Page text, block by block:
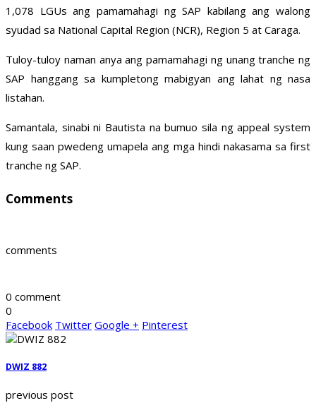
1,078 LGUs ang pamamahagi ng SAP kabilang ang walong
syudad sa National Capital Region (NCR), Region 5 at Caraga.
Tuloy-tuloy naman anya ang pamamahagi ng unang tranche ng
SAP hanggang sa kumpletong mabigyan ang lahat ng nasa
listahan.
Samantala, sinabi ni Bautista na bumuo sila ng appeal system
kung saan pwedeng umapela ang mga hindi nakasama sa first
tranche ng SAP.
Comments
comments
0 comment
0
Facebook Twitter Google + Pinterest
DWIZ 882
previous post